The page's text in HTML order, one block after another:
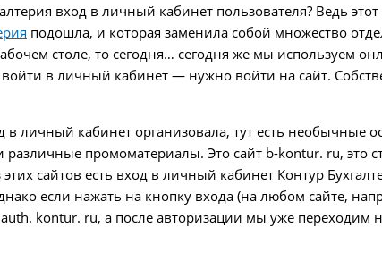
вход в личный кабинет пользователя? Ведь
подошла, и которая заменила собой множество
столе, то сегодня… сегодня же мы используем
в личный кабинет — нужно войти на сайт.
в личный кабинет организовала, тут есть необычные
промоматериалы. Это сайт b-kontur. ru, это
сайтов есть вход в личный кабинет Контур
если нажать на кнопку входа (на любом сайте,
kontur. ru, а после авторизации мы уже переходим